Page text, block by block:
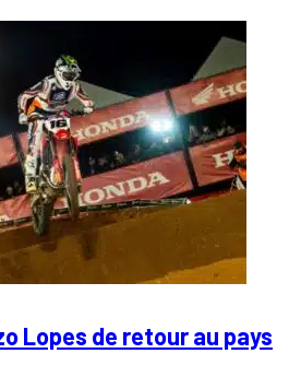
Lopes de retour au pays